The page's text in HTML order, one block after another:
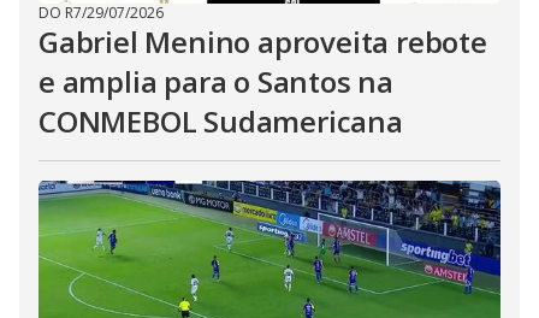
DO R7/29/07/2026
Gabriel Menino aproveita rebote
e amplia para o Santos na
CONMEBOL Sudamericana